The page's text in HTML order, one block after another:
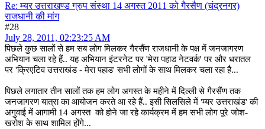
Re: म्यर उत्तराखण्ड ग्रुप संस्था 14 अगस्त 2011 को गैरसैण (चंद्रनगर)
राजधानी की मांग
#28
July 28, 2011, 02:23:25 AM
पिछले कुछ सालों से हम सब लोग मिलकर गैरसैंण राजधानी के पक्ष में जनजागरण
अभियान चला रहे हैं.. यह अभियान इंटरनेट पर 'मेरा पहाड नेटवर्क' पर और धरातल
पर 'क्रिएटिव उत्तराखंड - मेरा पहाड' सभी लोगों के साथ मिलकर चला रहा है...
पिछले लगातार तीन सालों तक हम लोग अगस्त के महीने में दिल्ली से गैरसैंण तक
जनजागरण यात्रा का आयोजन करते आ रहे हैं.. इसी सिलसिले में 'म्यर उत्तराखंड' की
अगुवाई में आगामी 14 अगस्त को होने जा रहे कार्यक्रम में हम सभी लोग पूरे जोश-
खरोश के साथ शामिल होंगे...